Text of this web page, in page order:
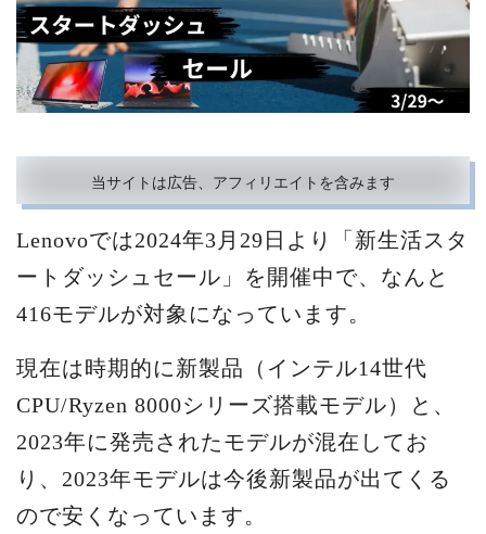
当サイトは広告、アフィリエイトを含みます
Lenovoでは2024年3月29日より「新生活スタ
ートダッシュセール」を開催中で、なんと
416モデルが対象になっています。
現在は時期的に新製品（インテル14世代
CPU/Ryzen 8000シリーズ搭載モデル）と、
2023年に発売されたモデルが混在してお
り、2023年モデルは今後新製品が出てくる
ので安くなっています。